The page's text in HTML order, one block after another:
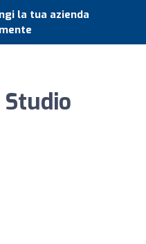
la tua azienda